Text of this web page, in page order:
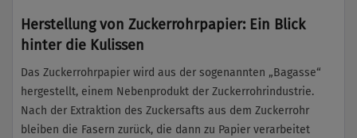
Herstellung von Zuckerrohrpapier: Ein Blick
hinter die Kulissen
Das Zuckerrohrpapier wird aus der sogenannten „Bagasse“
hergestellt, einem Nebenprodukt der Zuckerrohrindustrie.
Nach der Extraktion des Zuckersafts aus dem Zuckerrohr
bleiben die Fasern zurück, die dann zu Papier verarbeitet